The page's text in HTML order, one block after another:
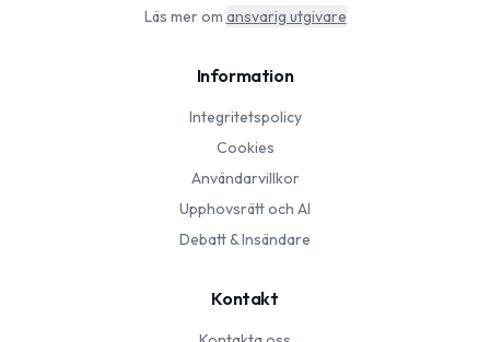
Läs mer om ansvarig utgivare
Information
Integritetspolicy
Cookies
Användarvillkor
Upphovsrätt och AI
Debatt & Insändare
Kontakt